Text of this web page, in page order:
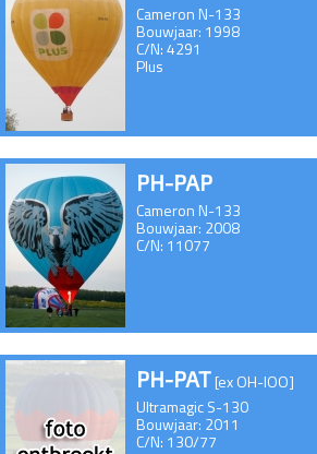
Cameron N-133
Bouwjaar: 1998
C/N: 4291
Plus
PH-PAP
Cameron N-133
Bouwjaar: 2008
C/N: 11077
PH-PAT[ex OH-IOO]
Ultramagic S-130
Bouwjaar: 2011
C/N: 130/77